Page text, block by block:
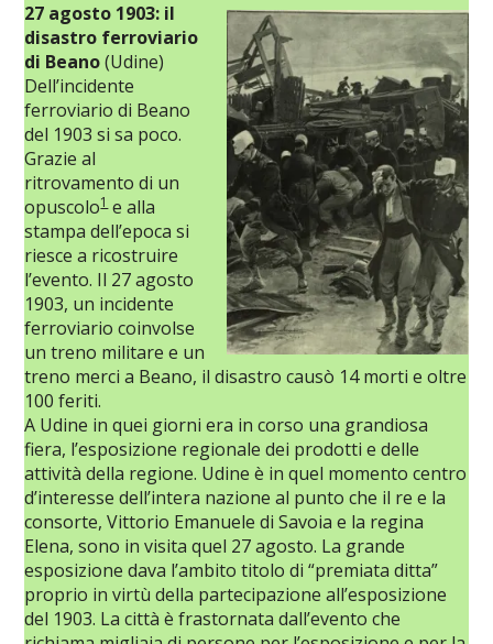
27 agosto 1903: il
disastro ferroviario
di Beano(Udine)
Dell’incidente
ferroviario di Beano
del 1903 si sa poco.
Grazie al
ritrovamento di un
opuscolo1 e alla
stampa dell’epoca si
riesce a ricostruire
l’evento. Il 27 agosto
1903, un incidente
ferroviario coinvolse
un treno militare e un
treno merci a Beano, il disastro causò 14 morti e oltre
100 feriti.
A Udine in quei giorni era in corso una grandiosa
fiera, l’esposizione regionale dei prodotti e delle
attività della regione. Udine è in quel momento centro
d’interesse dell’intera nazione al punto che il re e la
consorte, Vittorio Emanuele di Savoia e la regina
Elena, sono in visita quel 27 agosto. La grande
esposizione dava l’ambito titolo di “premiata ditta”
proprio in virtù della partecipazione all’esposizione
del 1903. La città è frastornata dall’evento che